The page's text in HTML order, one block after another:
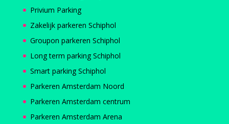
Privium Parking
Zakelijk parkeren Schiphol
Groupon parkeren Schiphol
Long term parking Schiphol
Smart parking Schiphol
Parkeren Amsterdam Noord
Parkeren Amsterdam centrum
Parkeren Amsterdam Arena